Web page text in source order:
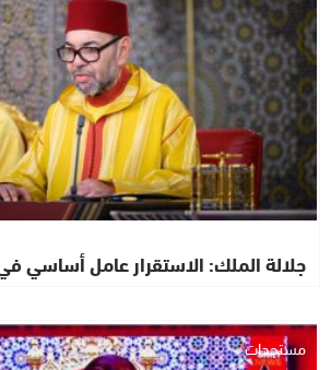
جلالة الملك: الاستقرار عامل أساسي
مستجدات